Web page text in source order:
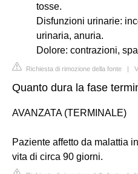
tosse.
Disfunzioni urinarie:
urinaria, anuria.
Dolore: contrazioni,
Richiesta di rimozione della fonte |
Quanto dura la fase
AVANZATA (TERMINALE)
Paziente affetto da malattia
vita di circa 90 giorni.